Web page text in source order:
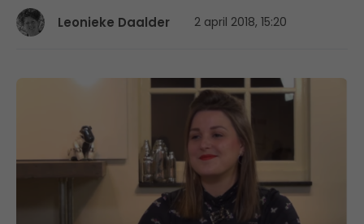
Leonieke Daalder 2 april 2018, 15:20